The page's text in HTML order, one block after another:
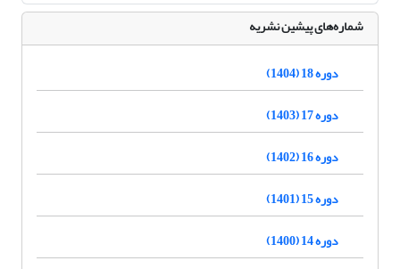
شماره‌های پیشین نشریه
دوره 18 (1404)
دوره 17 (1403)
دوره 16 (1402)
دوره 15 (1401)
دوره 14 (1400)